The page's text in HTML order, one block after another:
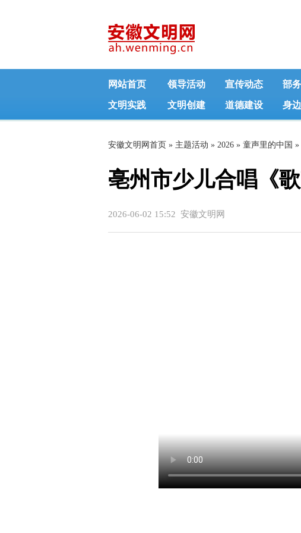
网站首页 领导活动 宣传动态 部
文明实践 文明创建 道德建设 身
安徽文明网首页 » 主题活动 » 2026 » 童声里的中国 »
正文
亳州市少儿合唱《
2026-06-02 15:52 安徽文明网